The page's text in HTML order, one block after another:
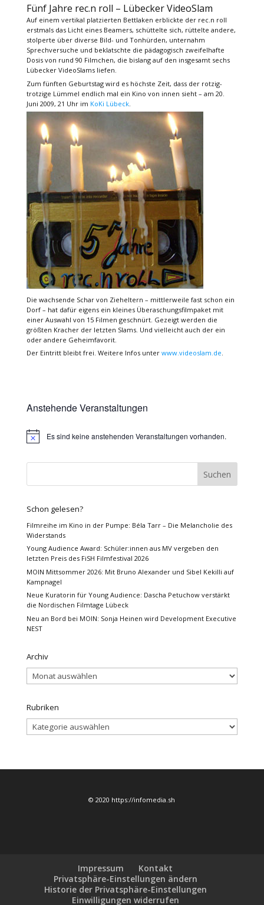
Fünf Jahre rec.n roll – Lübecker VideoSlam
Auf einem vertikal platzierten Bettlaken erblickte der rec.n roll
erstmals das Licht eines Beamers, schüttelte sich, rüttelte andere,
stolperte über diverse Bild- und Tonhürden, unternahm
Sprechversuche und beklatschte die pädagogisch zweifelhafte
Dosis von rund 90 Filmchen, die bislang auf den insgesamt sechs
Lübecker VideoSlams liefen.
Zum fünften Geburtstag wird es höchste Zeit, dass der rotzig-
trotzige Lümmel endlich mal ein Kino von innen sieht – am 20.
Juni 2009, 21 Uhr im KoKi Lübeck.
Die wachsende Schar von Zieheltern – mittlerweile fast schon ein
Dorf – hat dafür eigens ein kleines Überaschungsfilmpaket mit
einer Auswahl von 15 Filmen geschnürt. Gezeigt werden die
größten Kracher der letzten Slams. Und vielleicht auch der ein
oder andere Geheimfavorit.
Der Eintritt bleibt frei. Weitere Infos unter www.videoslam.de.
Anstehende Veranstaltungen
HinweisEs sind keine anstehenden Veranstaltungen vorhanden.
Schon gelesen?
Filmreihe im Kino in der Pumpe: Béla Tarr – Die Melancholie des
Widerstands
Young Audience Award: Schüler:innen aus MV vergeben den
letzten Preis des FiSH Filmfestival 2026
MOIN Mittsommer 2026: Mit Bruno Alexander und Sibel Kekilli auf
Kampnagel
Neue Kuratorin für Young Audience: Dascha Petuchow verstärkt
die Nordischen Filmtage Lübeck
Neu an Bord bei MOIN: Sonja Heinen wird Development Executive
NEST
Archiv
Archiv
Rubriken
Rubriken
© 2020 https://infomedia.sh
Impressum
Kontakt
Privatsphäre-Einstellungen ändern
Historie der Privatsphäre-Einstellungen
Einwilligungen widerrufen